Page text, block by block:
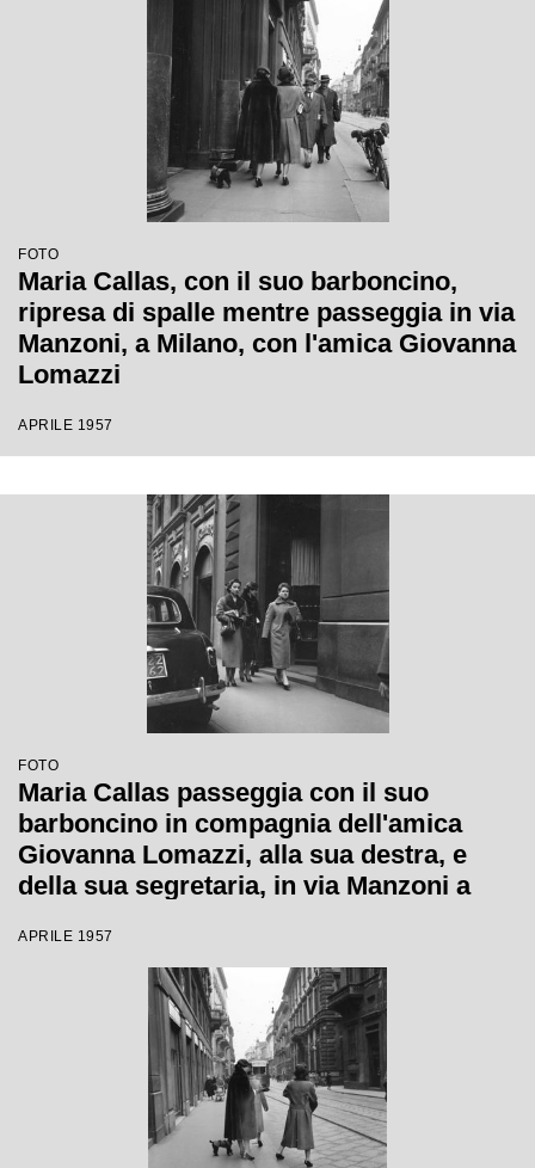
FOTO
Maria Callas, con il suo barboncino,
ripresa di spalle mentre passeggia in via
Manzoni, a Milano, con l'amica Giovanna
Lomazzi
APRILE 1957
FOTO
Maria Callas passeggia con il suo
barboncino in compagnia dell'amica
Giovanna Lomazzi, alla sua destra, e
della sua segretaria, in via Manzoni a
APRILE 1957